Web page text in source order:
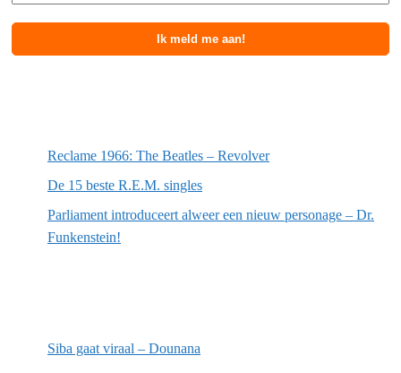
Reclame 1966: The Beatles – Revolver
De 15 beste R.E.M. singles
Parliament introduceert alweer een nieuw personage – Dr.
Funkenstein!
Siba gaat viraal – Dounana